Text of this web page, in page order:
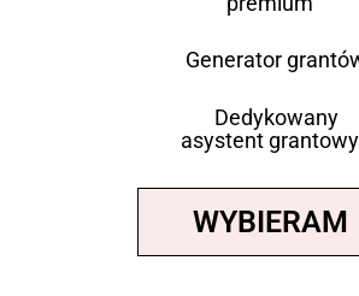
Generator
Dedykowany
asystent grantowy
WYBIERAM